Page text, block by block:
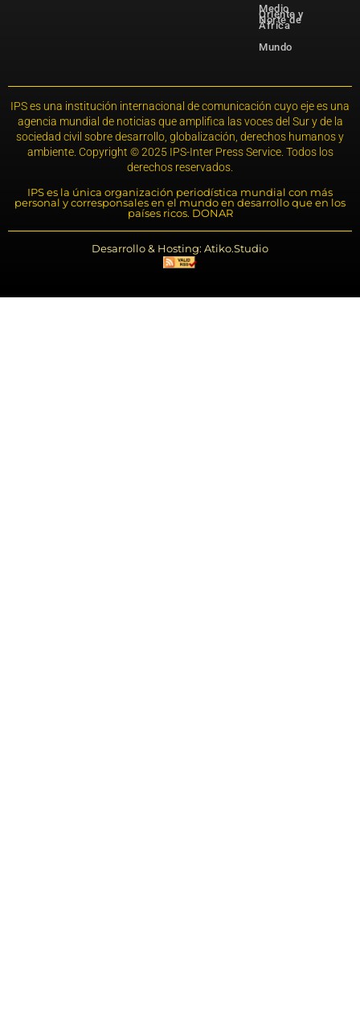
Medio
Oriente y
Norte de
África
Mundo
IPS es una institución internacional de comunicación cuyo eje es una
agencia mundial de noticias que amplifica las voces del Sur y de la
sociedad civil sobre desarrollo, globalización, derechos humanos y
ambiente. Copyright © 2025 IPS-Inter Press Service. Todos los
derechos reservados.
IPS es la única organización periodística mundial con más
personal y corresponsales en el mundo en desarrollo que en los
países ricos. DONAR
Desarrollo & Hosting: Atiko.Studio